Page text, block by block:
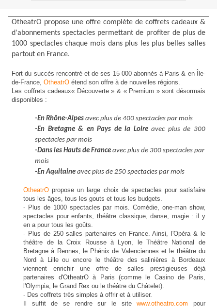
OtheatrO propose une offre complète de coffrets cadeaux &
d'abonnements spectacles permettant de profiter de plus de
1000 spectacles chaque mois dans plus les plus belles salles
partout en France.
Fort du succès rencontré et de ses 15 000 abonnés à Paris & en Île-
de-France,OtheatrO étend son offre à de nouvelles régions.
Les coffrets cadeaux« Découverte » & « Premium » sont désormais
disponibles :
-En Rhône-Alpes avec plus de 400 spectacles par mois
-En Bretagne & en Pays de la Loire avec plus de 300
spectacles par mois
-Dans les Hauts de France avec plus de 300 spectacles par
mois
-En Aquitaine avec plus de 250 spectacles par mois
OtheatrOpropose un large choix de spectacles pour satisfaire
tous les âges, tous les gouts et tous les budgets.
- Plus de 1000 spectacles par mois. Comédie, one-man show,
spectacles pour enfants, théâtre classique, danse, magie : il y
en a pour tous les goûts.
- Plus de 250 salles partenaires en France. Ainsi, l'Opéra & le
théâtre de la Croix Rousse à Lyon, le Théâtre National de
Bretagne à Rennes, le Phénix de Valenciennes et le théâtre du
Nord à Lille ou encore le théâtre des salinières à Bordeaux
viennent enrichir une offre de salles prestigieuses déjà
partenaires d'OtheatrO à Paris (comme le Casino de Paris,
l'Olympia, le Grand Rex ou le théâtre du Châtelet).
- Des coffrets très simples à offrir et à utiliser.
Il suffit de se rendre sur le sitewww.otheatro.com pour